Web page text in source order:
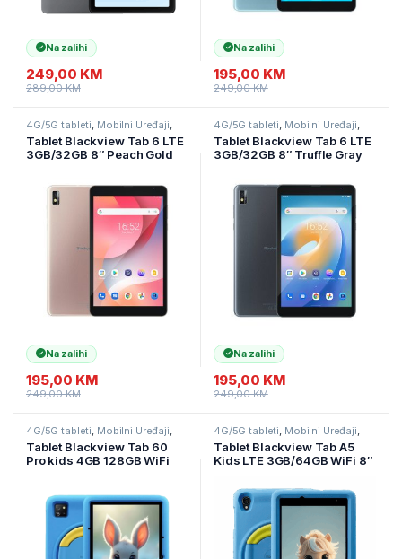
Na zalihi
249,00 KM
289,00KM
Na zalihi
195,00 KM
249,00KM
4G/5G tableti Mobilni Uređaji
Tablet Blackview Tab 6 LTE
3GB/32GB 8″ Peach Gold
Na zalihi
195,00 KM
249,00KM
4G/5G tableti Mobilni Uređaji
Tablet Blackview Tab 6 LTE
3GB/32GB 8″ Truffle Gray
Na zalihi
195,00 KM
249,00KM
4G/5G tableti Mobilni Uređaji
Tablet Blackview Tab 60
Pro kids 4GB 128GB WiFi
4G/5G tableti Mobilni Uređaji
Tablet Blackview Tab A5
Kids LTE 3GB/64GB WiFi 8″